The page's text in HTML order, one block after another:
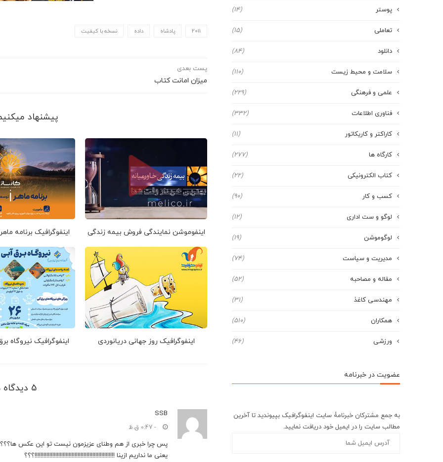
2011 پادشاه داده نسخه با کیفیت
پست بعدی
میزان امانت کتاب
پیشنهاد می‎کنیم ببینید
اینفوگرافیک برنامه اینفوموشن نمایندگی فروش بیمه زندگی
اینفوگرافیک نیروگاه اینفوگرافیک روز جهانی دریانوردی
5 دیدگاه ها
SSB
- 0:47 ق.ظ
پس چرا خبری از هم وطنای عزیزمون نیست تو این عکس
یعنی ما نداریم ازینا !!!!!!!!!!!!!!!!!!!!!!!!!!!!!!!!!!!!!!!!!!!!!!!!!!!!!!؟؟؟
پوستر (14)
تعاملی (15)
دانلود (84)
سلامت و محیط زیست (110)
علمی و فرهنگی (229)
فناوری اطلاعات (332)
کاراکتر و کاریکاتور (11)
کارگاه ها (277)
کتاب الکترونیکی (22)
کسب و کار (90)
لوگو و ست اداری (12)
لوگوموشن (19)
مدیریت و سیاست (74)
مقاله و مصاحبه (52)
مهندسی کاغذ (31)
همکاران (510)
ورزشی (46)
عضویت در خبرنامه
به جمع مشترکان خبرنامۀ سایت اینفوگرافیک بپیوندید تا آخرین
مطالب سایت را در ایمیل خود دریافت نمایید.